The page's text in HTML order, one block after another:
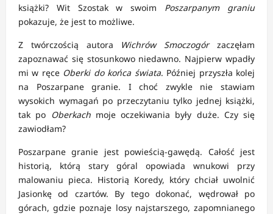
książki? Wit Szostak w swoim Poszarpanym graniu
pokazuje, że jest to możliwe.
Z twórczością autora Wichrów Smoczogórzaczęłam
zapoznawać się stosunkowo niedawno. Najpierw wpadły
mi w ręce Oberki do końca świata. Później przyszła kolej
na Poszarpane granie. I choć zwykle nie stawiam
wysokich wymagań po przeczytaniu tylko jednej książki,
tak po Oberkachmoje oczekiwania były duże. Czy się
zawiodłam?
Poszarpane granie jest powieścią-gawędą. Całość jest
historią, którą stary góral opowiada wnukowi przy
malowaniu pieca. Historią Koredy, który chciał uwolnić
Jasionkę od czartów. By tego dokonać, wędrował po
górach, gdzie poznaje losy najstarszego, zapomnianego